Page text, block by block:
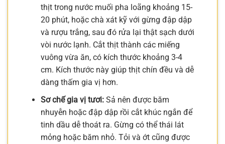
thịt trong nước muối pha loãng khoảng 15-
20 phút, hoặc chà xát kỹ với gừng đập dập
và rượu trắng, sau đó rửa lại thật sạch dưới
vòi nước lạnh. Cắt thịt thành các miếng
vuông vừa ăn, có kích thước khoảng 3-4
cm. Kích thước này giúp thịt chín đều và dễ
dàng thấm gia vị hơn.
Sơ chế gia vị tươi:Sả nên được băm
nhuyễn hoặc đập dập rồi cắt khúc ngắn để
tinh dầu dễ thoát ra. Gừng có thể thái lát
mỏng hoặc băm nhỏ. Tỏi và ớt cũng được